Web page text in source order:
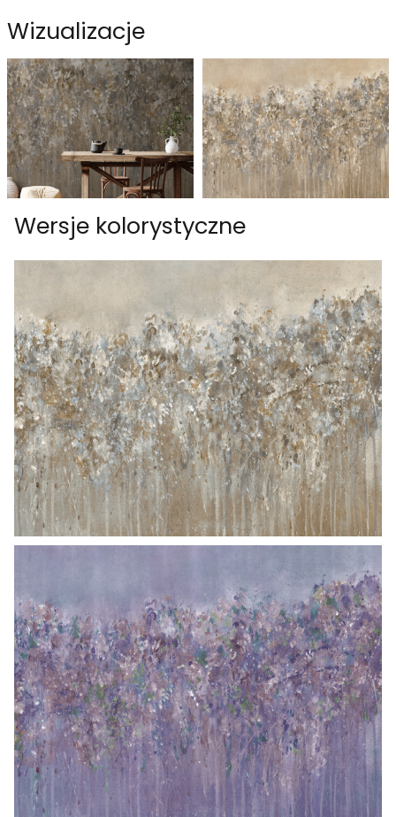
Wizualizacje
Wersje kolorystyczne